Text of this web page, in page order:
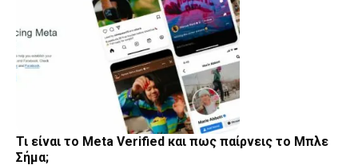
Τι είναι το Meta Verified και πως παίρνεις το Μπλε
Σήμα;